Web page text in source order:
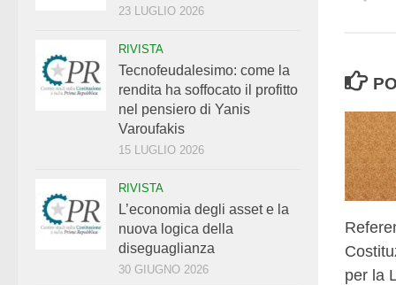
per la
23 LUGLIO 2026
RIVISTA
Tecnofeudalesimo: come la
rendita ha soffocato il profitto
nel pensiero di Yanis
Varoufakis
15 LUGLIO 2026
RIVISTA
L’economia degli asset e la
nuova logica della
diseguaglianza
30 GIUGNO 2026